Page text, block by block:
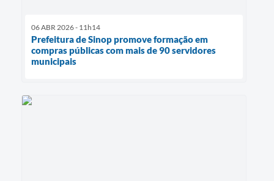
06 ABR 2026 - 11h14
Prefeitura de Sinop promove formação em
compras públicas com mais de 90 servidores
municipais